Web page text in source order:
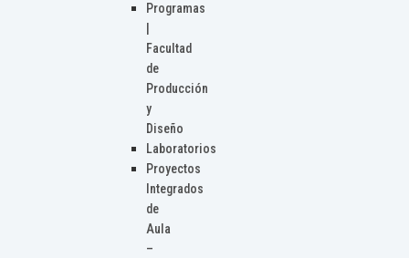
Programas
Facultad
de
Producción
y
Diseño
Laboratorios
Proyectos
Integrados
de
Aula
–